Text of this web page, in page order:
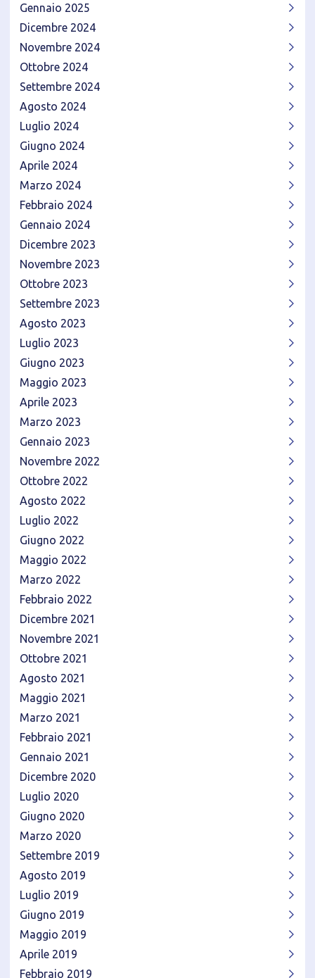
Gennaio 2025
Dicembre 2024
Novembre 2024
Ottobre 2024
Settembre 2024
Agosto 2024
Luglio 2024
Giugno 2024
Aprile 2024
Marzo 2024
Febbraio 2024
Gennaio 2024
Dicembre 2023
Novembre 2023
Ottobre 2023
Settembre 2023
Agosto 2023
Luglio 2023
Giugno 2023
Maggio 2023
Aprile 2023
Marzo 2023
Gennaio 2023
Novembre 2022
Ottobre 2022
Agosto 2022
Luglio 2022
Giugno 2022
Maggio 2022
Marzo 2022
Febbraio 2022
Dicembre 2021
Novembre 2021
Ottobre 2021
Agosto 2021
Maggio 2021
Marzo 2021
Febbraio 2021
Gennaio 2021
Dicembre 2020
Luglio 2020
Giugno 2020
Marzo 2020
Settembre 2019
Agosto 2019
Luglio 2019
Giugno 2019
Maggio 2019
Aprile 2019
Febbraio 2019